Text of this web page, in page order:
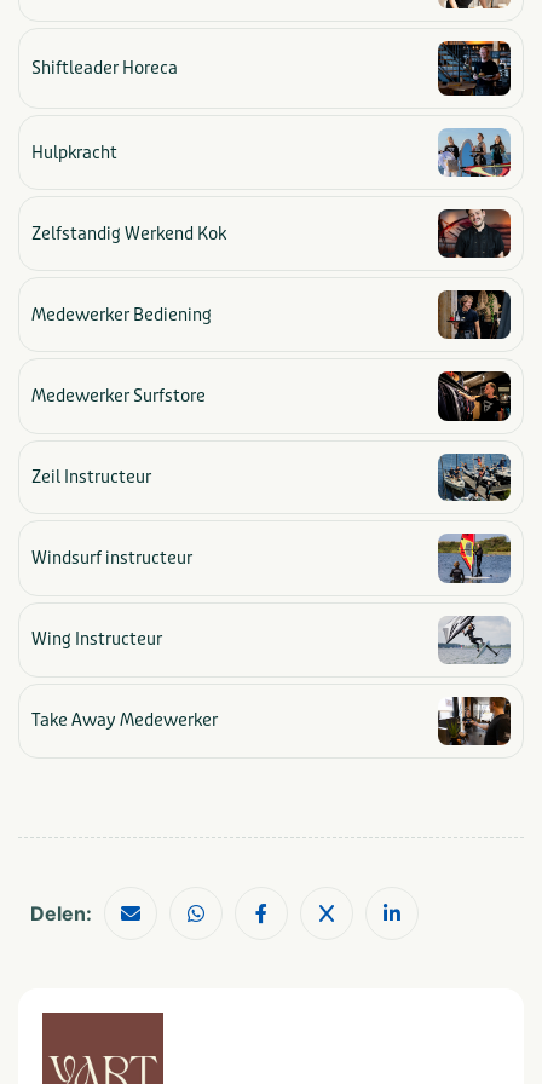
Shiftleader Horeca
Hulpkracht
Zelfstandig Werkend Kok
Medewerker Bediening
Medewerker Surfstore
Zeil Instructeur
Windsurf instructeur
Wing Instructeur
Take Away Medewerker
Delen: